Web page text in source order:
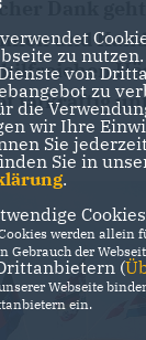
Dank geht
und
tatkräftig
zu
von
zu
die
wir Ihre
Sie
Sie in
.
werden allein
Gebrauch der
(
Webseite
ein.